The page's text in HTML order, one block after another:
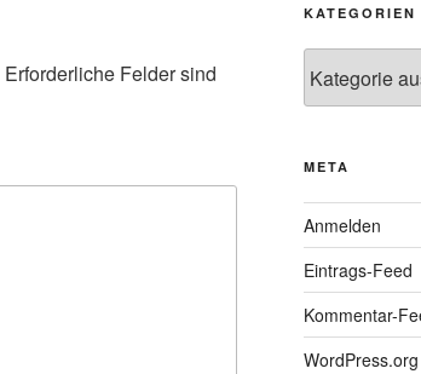
Erforderliche Felder sind
KATEGORIEN
META
Anmelden
Eintrags-Feed
Kommentar-
WordPress.org